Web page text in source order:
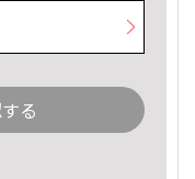
る